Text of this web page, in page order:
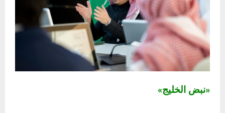
«نبض الخليج»